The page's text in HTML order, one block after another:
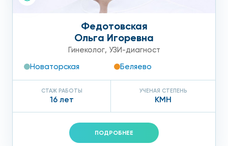
Федотовская
Ольга Игоревна
Гинеколог, УЗИ-диагност
Новаторская
Беляево
СТАЖ РАБОТЫ
16 лет
УЧЕНАЯ СТЕПЕНЬ
КМН
ПОДРОБНЕЕ